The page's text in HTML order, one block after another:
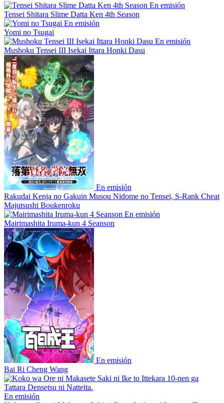
En emisión
Tensei Shitara Slime Datta Ken 4th Season
En emisión
Yomi no Tsugai
En emisión
Mushoku Tensei III Isekai Ittara Honki Dasu
En emisión
Rakudai Kenja no Gakuin Musou Nidome no Tensei, S-Rank Cheat
Majutsushi Boukenroku
En emisión
Mairimashita Iruma-kun 4 Seanson
En emisión
Bai Ri Cheng Wang
En emisión